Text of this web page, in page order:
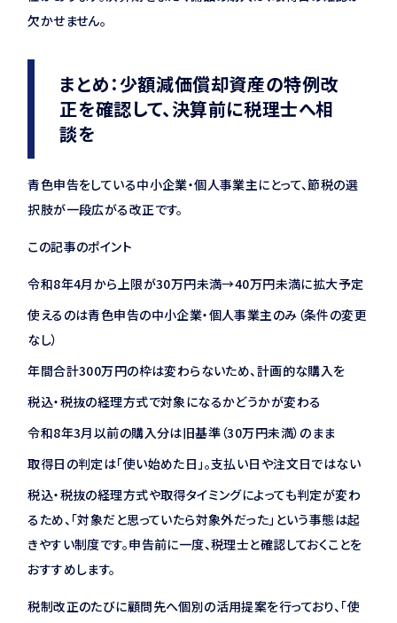
欠かせません。
まとめ：少額減価償却資産の特例改
正を確認して、決算前に税理士へ相
談を
青色申告をしている中小企業・個人事業主にとって、節税の選
択肢が一段広がる改正です。
この記事のポイント
令和8年4月から上限が30万円未満→40万円未満に拡大予定
使えるのは青色申告の中小企業・個人事業主のみ（条件の変更
なし）
年間合計300万円の枠は変わらないため、計画的な購入を
税込・税抜の経理方式で対象になるかどうかが変わる
令和8年3月以前の購入分は旧基準（30万円未満）のまま
取得日の判定は「使い始めた日」。支払い日や注文日ではない
税込・税抜の経理方式や取得タイミングによっても判定が変わ
るため、「対象だと思っていたら対象外だった」という事態は起
きやすい制度です。申告前に一度、税理士と確認しておくことを
おすすめします。
税制改正のたびに顧問先へ個別の活用提案を行っており、「使